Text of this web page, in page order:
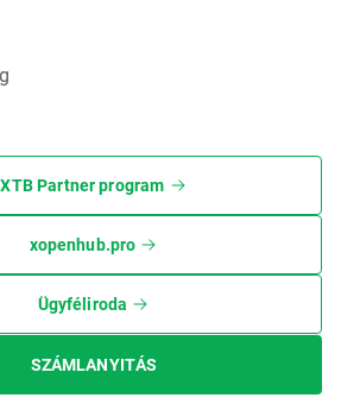
XTB Partner program
xopenhub.pro
Ügyféliroda
SZÁMLANYITÁS